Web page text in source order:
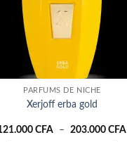
PARFUMS DE NICHE
Xerjoff erba gold
CFA – 203.000CFA